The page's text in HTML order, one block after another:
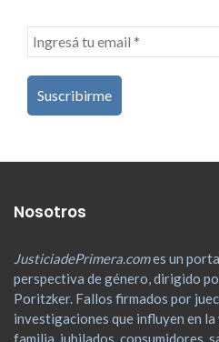
Nosotros
JusticiadePrimera.comes un
perspectiva de género, dirigido
Poritzker. Fallos firmados por
investigaciones que influyen en
familia, jubilados, consumidores,